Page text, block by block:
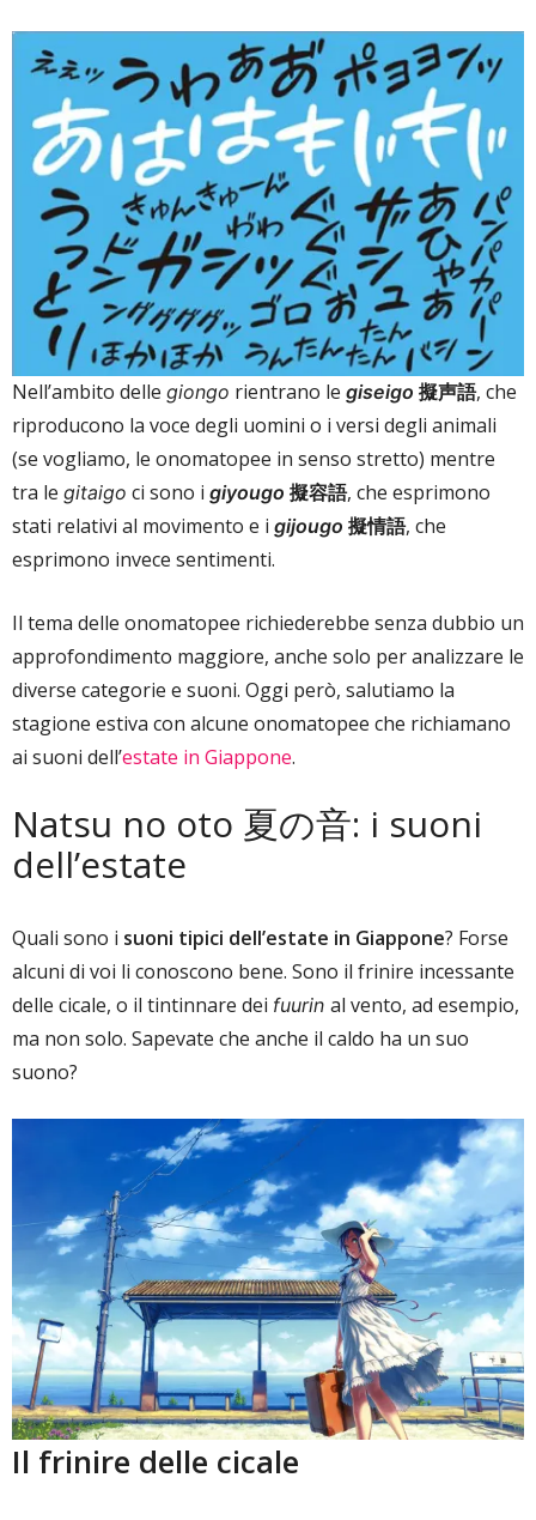
Nell’ambito delle giongo rientrano le giseigo 擬声語, che
riproducono la voce degli uomini o i versi degli animali
(se vogliamo, le onomatopee in senso stretto) mentre
tra le gitaigo ci sono i giyougo 擬容語, che esprimono
stati relativi al movimento e i gijougo 擬情語, che
esprimono invece sentimenti.
Il tema delle onomatopee richiederebbe senza dubbio un
approfondimento maggiore, anche solo per analizzare le
diverse categorie e suoni. Oggi però, salutiamo la
stagione estiva con alcune onomatopee che richiamano
ai suoni dell’estate in Giappone.
Natsu no oto 夏の音: i suoni
dell’estate
Quali sono i suoni tipici dell’estate in Giappone? Forse
alcuni di voi li conoscono bene. Sono il frinire incessante
delle cicale, o il tintinnare dei fuurin al vento, ad esempio,
ma non solo. Sapevate che anche il caldo ha un suo
suono?
Il frinire delle cicale